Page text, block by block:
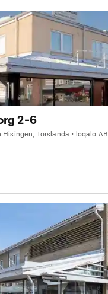
2-6
Torslanda • loqalo AB